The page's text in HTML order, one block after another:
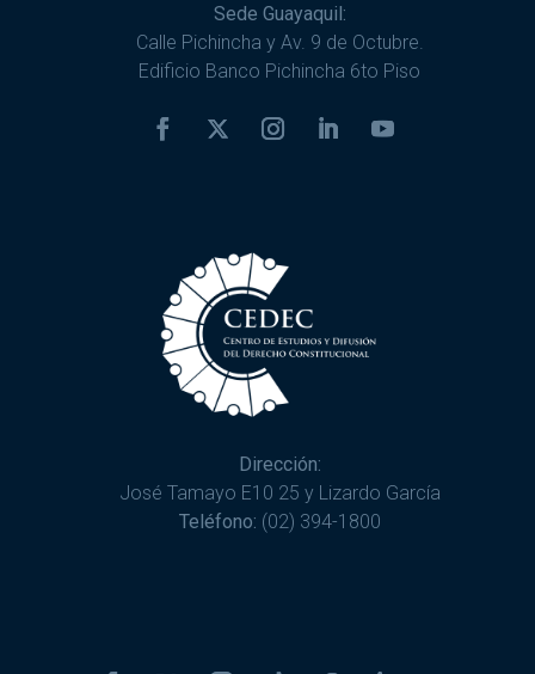
Sede Guayaquil:
Calle Pichincha y Av. 9 de Octubre.
Edificio Banco Pichincha 6to Piso
Dirección:
José Tamayo E10 25 y Lizardo García
Teléfono: (02) 394-1800